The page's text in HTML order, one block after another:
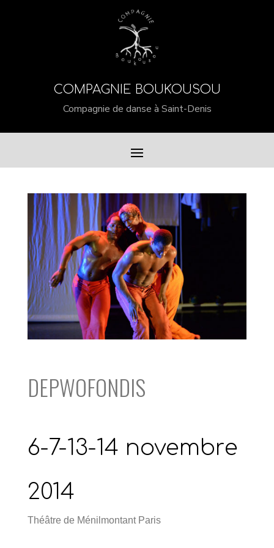
COMPAGNIE BOUKOUSOU
Compagnie de danse à Saint-Denis
DEPWOFONDIS
6-7-13-14 novembre
2014
Théâtre de Ménilmontant Paris